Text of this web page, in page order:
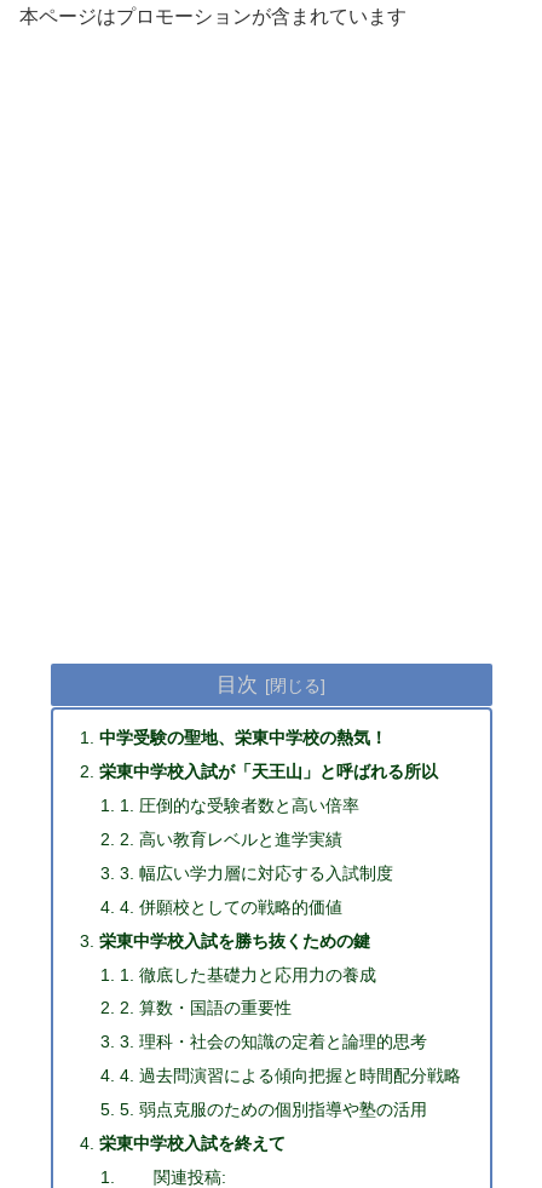
本ページはプロモーションが含まれています
目次
中学受験の聖地、栄東中学校の熱気！
栄東中学校入試が「天王山」と呼ばれる所以
1. 圧倒的な受験者数と高い倍率
2. 高い教育レベルと進学実績
3. 幅広い学力層に対応する入試制度
4. 併願校としての戦略的価値
栄東中学校入試を勝ち抜くための鍵
1. 徹底した基礎力と応用力の養成
2. 算数・国語の重要性
3. 理科・社会の知識の定着と論理的思考
4. 過去問演習による傾向把握と時間配分戦略
5. 弱点克服のための個別指導や塾の活用
栄東中学校入試を終えて
関連投稿: